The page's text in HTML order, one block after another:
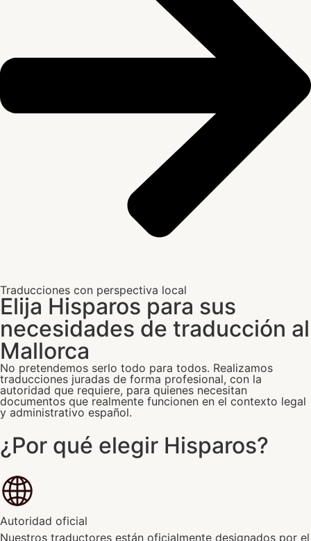
Traducciones con perspectiva local
Elija Hisparos para sus
necesidades de traducción al
Mallorca
No pretendemos serlo todo para todos. Realizamos
traducciones juradas de forma profesional, con la
autoridad que requiere, para quienes necesitan
documentos que realmente funcionen en el contexto legal
y administrativo español.
¿Por qué elegir Hisparos?
Autoridad oficial
Nuestros traductores están oficialmente designados por el